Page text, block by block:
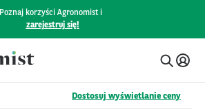
Poznaj korzyści Agronomist i
zarejestruj się!
Dostosuj wyświetlanie ceny